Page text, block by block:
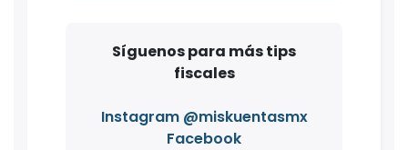
Síguenos para más tips
fiscales
Instagram @miskuentasmx
Facebook